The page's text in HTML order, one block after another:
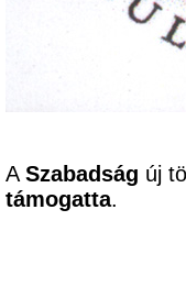
A Szabadság új
támogatta.